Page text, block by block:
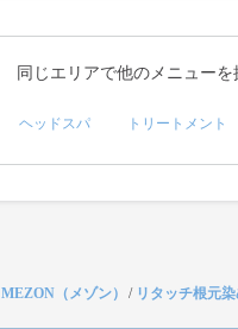
同じエリアで他のメニューを
ヘッドスパ トリートメント
MEZON（メゾン） / リタッチ根元染